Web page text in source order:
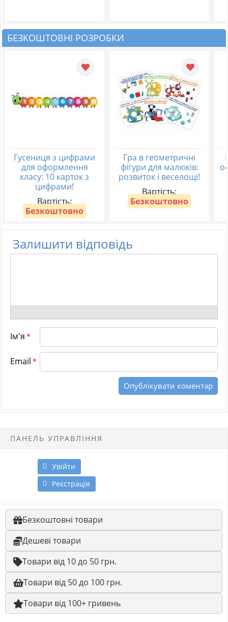
БЕЗКОШТОВНІ РОЗРОБКИ
Гусениця з цифрами
для оформлення
класу: 10 карток з
цифрами!
Вартість:
Безкоштовно
Гра в геометричні
фігури для малюків:
розвиток і веселощі!
Вартість:
Безкоштовно
Залишити відповідь
Ім'я *
Email *
ПАНЕЛЬ УПРАВЛІННЯ
Увійти
Реєстрація
Безкоштовні товари
Дешеві товари
Товари від 10 до 50 грн.
Товари від 50 до 100 грн.
Товари від 100+ гривень